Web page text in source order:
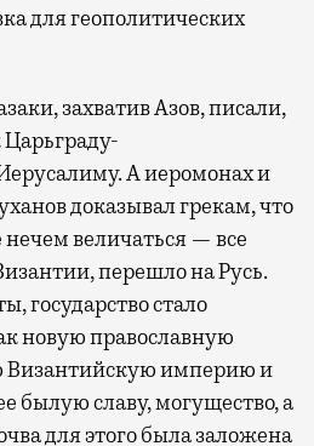
для геополитических
захватив Азов, писали,
А иеромонах и
доказывал грекам, что
величаться — все
перешло на Русь.
государство стало
новую православную
империю и
былую славу, могущество, а
для этого была заложена